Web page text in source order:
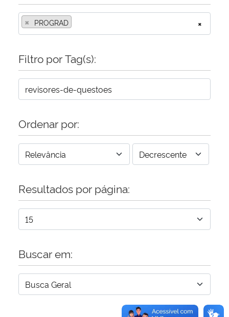
Secretaria-Geral
Secretaria de Governo
Gabinete de Segurança Institucional
Banco Central do Brasil
×
× PROGRAD
Filtro por Tag(s):
Ordenar por:
Resultados por página:
Buscar em: